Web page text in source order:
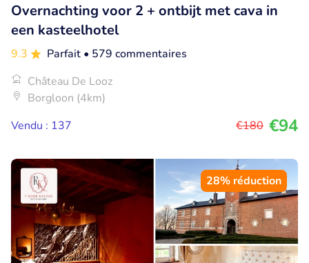
Overnachting voor 2 + ontbijt met cava in
een kasteelhotel
9.3 Parfait • 579 commentaires
Château De Looz
Borgloon (4km)
Vendu : 137
€180 €94
28% réduction